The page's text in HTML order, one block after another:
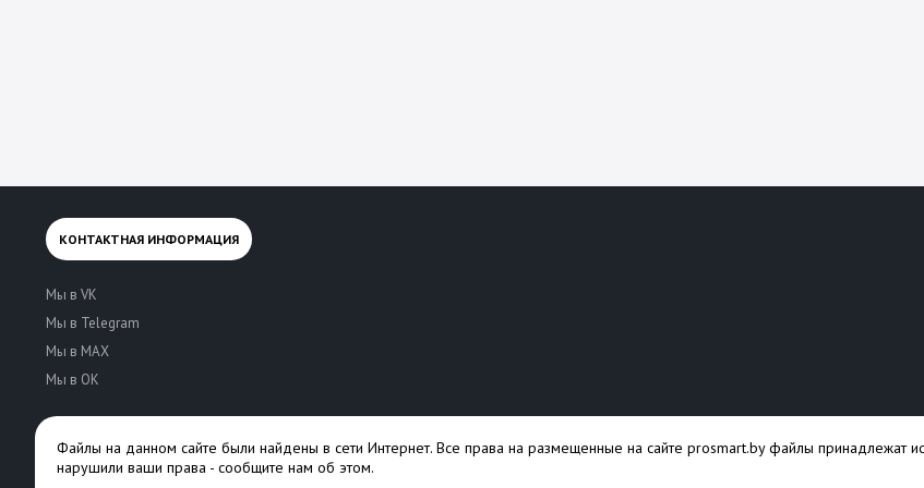
КОНТАКТНАЯ ИНФОРМАЦИЯ
Мы в VK
Мы в Telegram
Мы в MAX
Мы в OK
Файлы на данном сайте были найдены в сети Интернет. Все права на размещенные на сайте prosmart.by файлы принадлежат
нарушили ваши права - сообщите нам об этом.